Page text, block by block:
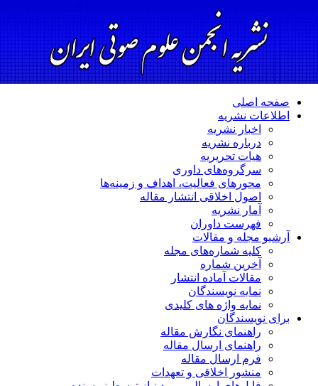
صفحه اصلی
اطلاعات نشریه
اخبار نشریه
درباره نشریه
هیات تحریریه
سرگروه‌های داوری
محورهای فعالیت، اهداف و زمینه‌ها
اصول اخلاقی انتشار مقاله
آمار نشریه
فهرست داوران
آرشیو مجله و مقالات
کلیه شماره‌های مجله
آخرین شماره
مقالات آماده انتشار
نمایه نویسندگان
نمایه واژه های کلیدی
برای نویسندگان
راهنمای نگارش مقاله
راهنمای ارسال مقاله
فرم ارسال مقاله
منشور اخلاقی و تعهدات